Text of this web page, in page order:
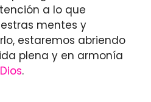
a lo que
mentes y
estaremos abriendo
plena y en armonía
.